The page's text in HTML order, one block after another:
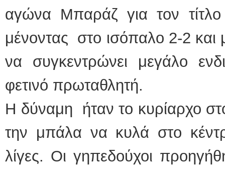
αγώνα Μπαράζ για τον
μένοντας στο ισόπαλο 2-2
να συγκεντρώνει μεγάλο
φετινό πρωταθλητή.
Η δύναμη ήταν το κυρίαρχο
την μπάλα να κυλά στο
λίγες. Οι γηπεδούχοι